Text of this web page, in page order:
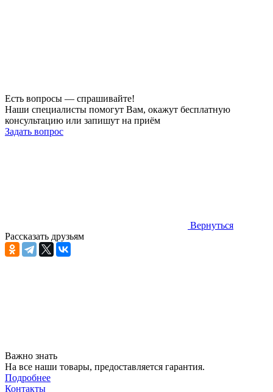
Есть вопросы — спрашивайте!
Наши специалисты помогут Вам, окажут бесплатную
консультацию или запишут на приём
Задать вопрос
Вернуться
Рассказать друзьям
Важно знать
На все наши товары, предоставляется гарантия.
Подробнее
Контакты